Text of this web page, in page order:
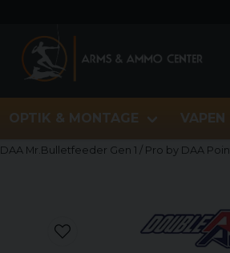
OPTIK & MONTAGE VAPEN
DAA Mr.Bulletfeeder Gen 1 / Pro by DAA